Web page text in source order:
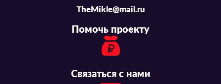
TheMikle@mail.ru
Помочь проекту
Связаться с нами